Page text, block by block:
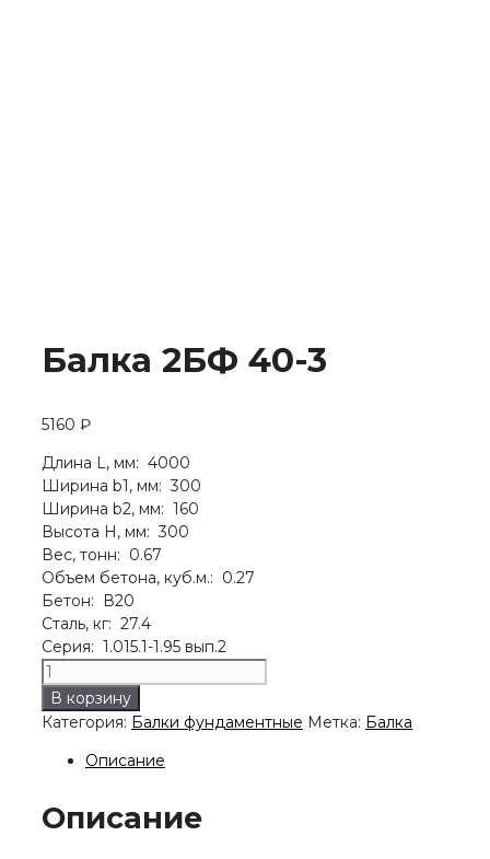
Балка 2БФ 40-3
5160 ₽
Длина L, мм: 4000
Ширина b1, мм: 300
Ширина b2, мм: 160
Высота H, мм: 300
Вес, тонн: 0.67
Объем бетона, куб.м.: 0.27
Бетон: В20
Сталь, кг: 27.4
Серия: 1.015.1-1.95 вып.2
Количество
товара
Балка
В корзину
Категория: Балки фундаментные Метка: Балка
Описание
Описание